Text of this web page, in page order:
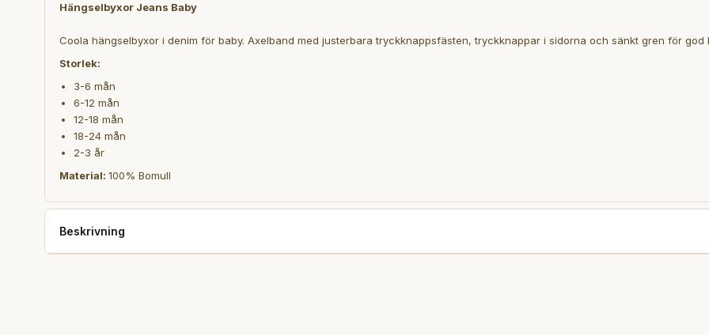
Hängselbyxor Jeans Baby
Coola hängselbyxor i denim för baby. Axelband med justerbara tryckknappsfästen, tryckknappar i sidorna och sänkt gren för god
Storlek:
3-6 mån
6-12 mån
12-18 mån
18-24 mån
2-3 år
Material: 100% Bomull
Beskrivning